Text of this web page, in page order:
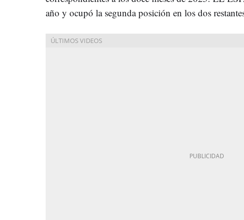
año y ocupó la segunda posición en los dos